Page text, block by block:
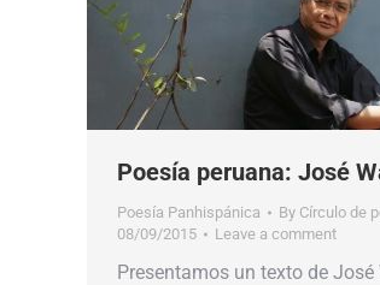
Poesía peruana: José
Poesía Panhispánica By Círculo de
08/09/2015
Leave a comment
Presentamos un texto de José